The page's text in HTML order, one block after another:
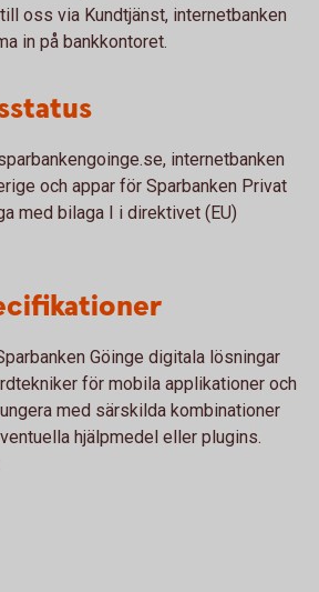
oss via Kundtjänst, internetbanken
in på bankkontoret.
internetbanken
och appar för Sparbanken Privat
med bilaga I i direktivet (EU)
Göinge digitala lösningar
för mobila applikationer och
med särskilda kombinationer
hjälpmedel eller plugins.